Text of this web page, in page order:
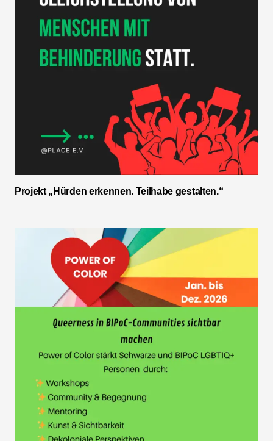
Projekt „Hürden erkennen. Teilhabe gestalten.“